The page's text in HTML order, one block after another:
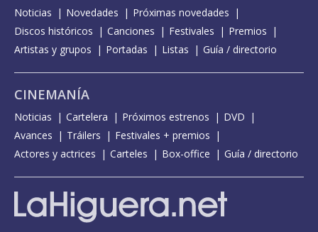
Noticias Novedades
Próximas novedades
Discos históricos
Canciones Festivales
Premios
Artistas y grupos
Portadas Listas Guía / directorio
CINEMANÍA
Noticias Cartelera Próximos estrenos
DVD
Avances
Tráilers
Festivales + premios
Actores y actrices
Carteles Box-office Guía / directorio